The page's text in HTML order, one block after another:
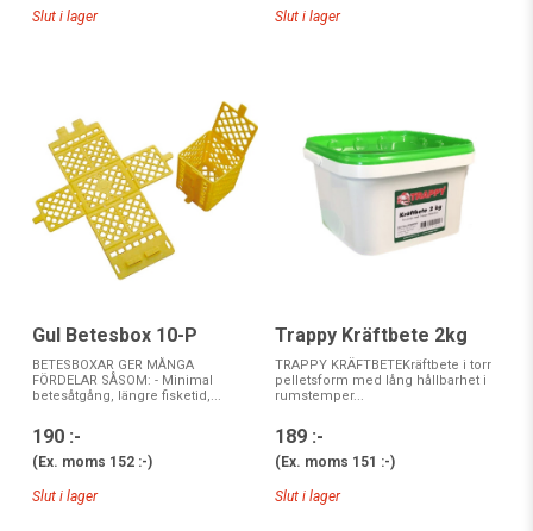
Slut i lager Slut i lager
Gul Betesbox 10-P
BETESBOXAR GER MÅNGA
FÖRDELAR SÅSOM: - Minimal
betesåtgång, längre fisketid,...
190 :-
(Ex. moms 152 :-)
Slut i lager
Trappy Kräftbete 2kg
TRAPPY KRÄFTBETEKräftbete i torr
pelletsform med lång hållbarhet i
rumstemper...
189 :-
(Ex. moms 151 :-)
Slut i lager